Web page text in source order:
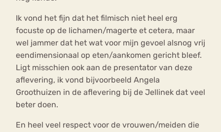
Ik vond het fijn dat het filmisch niet heel erg
focuste op de lichamen/magerte et cetera, maar
wel jammer dat het wat voor mijn gevoel alsnog vrij
eendimensionaal op eten/aankomen gericht bleef.
Ligt misschien ook aan de presentator van deze
aflevering, ik vond bijvoorbeeld Angela
Groothuizen in de aflevering bij de Jellinek dat veel
beter doen.
En heel veel respect voor de vrouwen/meiden die